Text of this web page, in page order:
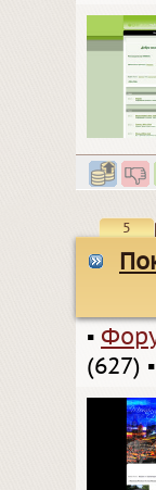
5
▪
(627) ▪